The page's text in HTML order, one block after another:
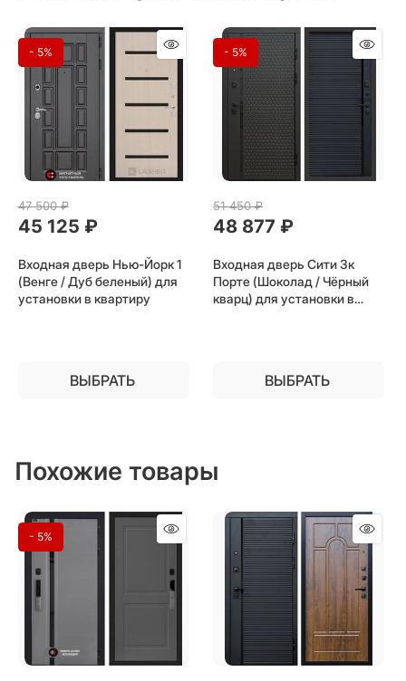
- 5%
47 500 ₽
45 125 ₽
Входная дверь Нью-Йорк 1
(Венге / Дуб беленый) для
установки в квартиру
ВЫБРАТЬ
- 5%
51 450 ₽
48 877 ₽
Входная дверь Сити 3к
Порте (Шоколад / Чёрный
кварц) для установки в
ВЫБРАТЬ
Похожие товары
- 5%